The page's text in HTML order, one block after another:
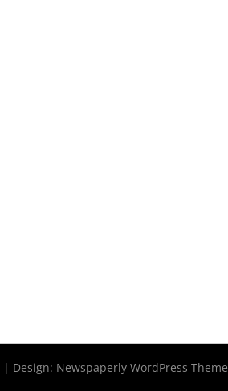
| Design: Newspaperly WordPress Theme